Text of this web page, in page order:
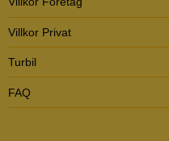
Villkor Privat
Turbil
FAQ